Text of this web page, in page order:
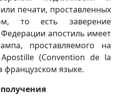
печати, проставленных
то есть заверение
апостиль имеет
проставляемого на
(Convention de la
французском языке.